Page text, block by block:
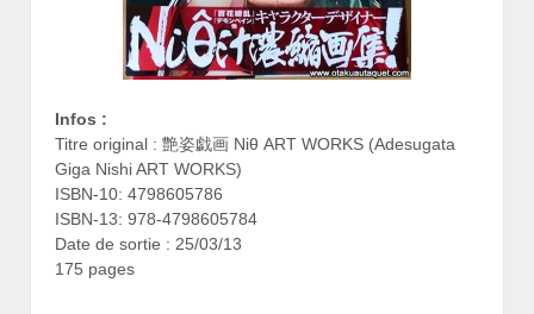
Infos :
Titre original : 艶姿戯画 Niθ ART WORKS (Adesugata
Giga Nishi ART WORKS)
ISBN-10: 4798605786
ISBN-13: 978-4798605784
Date de sortie : 25/03/13
175 pages